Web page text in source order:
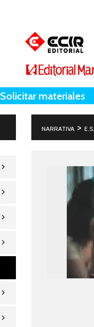
Solicitar materiales
NARRATIVA >